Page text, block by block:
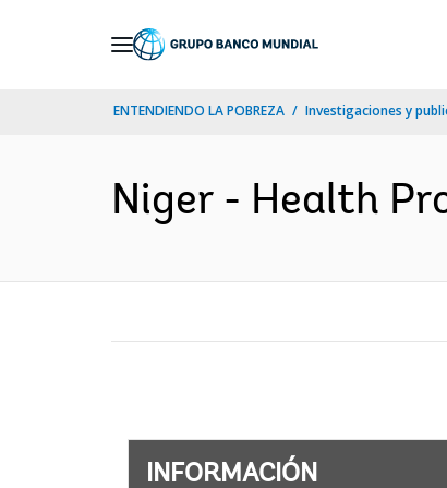
ENTENDIENDO LA POBREZA Investigaciones y
Niger - Health
INFORMACIÓN